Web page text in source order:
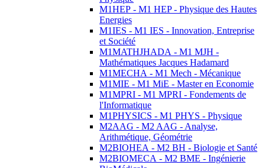
M1HEP - M1 HEP - Physique des Hautes
Energies
M1IES - M1 IES - Innovation, Entreprise
et Société
M1MATHJHADA - M1 MJH -
Mathématiques Jacques Hadamard
M1MECHA - M1 Mech - Mécanique
M1MIE - M1 MiE - Master en Economie
M1MPRI - M1 MPRI - Fondements de
l'Informatique
M1PHYSICS - M1 PHYS - Physique
M2AAG - M2 AAG - Analyse,
Arithmétique, Géométrie
M2BIOHEA - M2 BH - Biologie et Santé
M2BIOMECA - M2 BME - Ingénierie